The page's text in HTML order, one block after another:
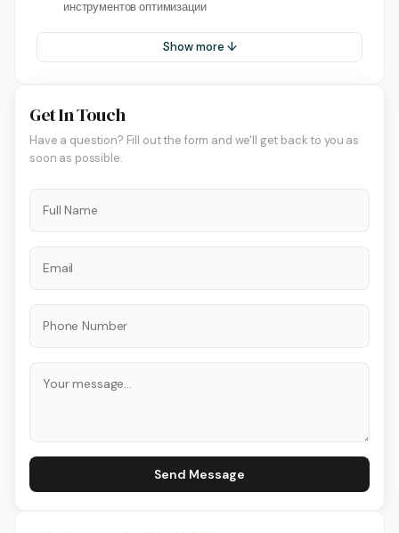
инструментов оптимизации
Show more ↓
Get In Touch
Have a question? Fill out the form and we'll get back to you as
soon as possible.
Send Message